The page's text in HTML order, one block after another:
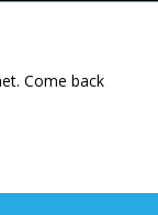
Come back